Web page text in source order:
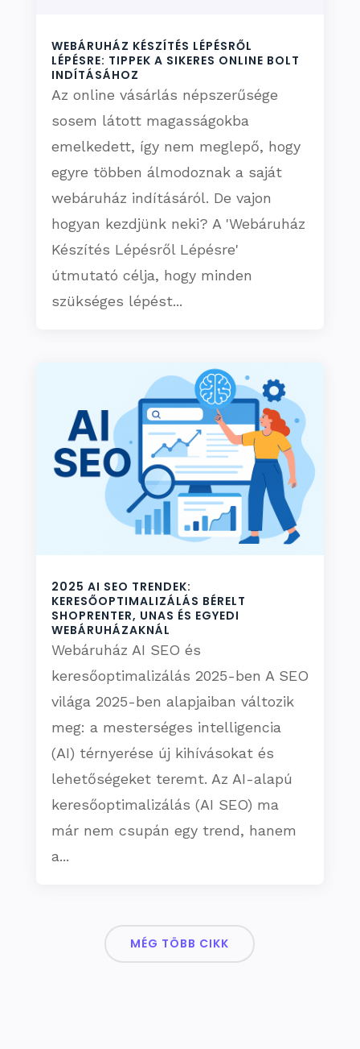
WEBÁRUHÁZ KÉSZÍTÉS LÉPÉSRŐL
LÉPÉSRE: TIPPEK A SIKERES ONLINE BOLT
INDÍTÁSÁHOZ
Az online vásárlás népszerűsége
sosem látott magasságokba
emelkedett, így nem meglepő, hogy
egyre többen álmodoznak a saját
webáruház indításáról. De vajon
hogyan kezdjünk neki? A 'Webáruház
Készítés Lépésről Lépésre'
útmutató célja, hogy minden
szükséges lépést...
2025 AI SEO TRENDEK:
KERESŐOPTIMALIZÁLÁS BÉRELT
SHOPRENTER, UNAS ÉS EGYEDI
WEBÁRUHÁZAKNÁL
Webáruház AI SEO és
keresőoptimalizálás 2025-ben A SEO
világa 2025-ben alapjaiban változik
meg: a mesterséges intelligencia
(AI) térnyerése új kihívásokat és
lehetőségeket teremt. Az AI-alapú
keresőoptimalizálás (AI SEO) ma
már nem csupán egy trend, hanem
a...
MÉG TÖBB CIKK